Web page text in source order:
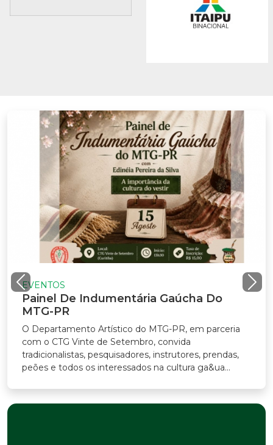
De Indumentária Gaúcha Do
PR
Departamento Artístico do MTG-PR, em parceria
o CTG Vinte de Setembro, convida
pesquisadores, instrutores, prendas,
e todos os interessados na cultura ga&ua...